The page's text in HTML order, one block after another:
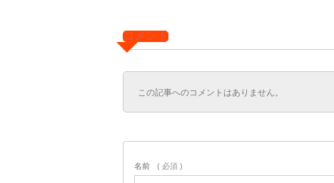
コメント
この記事へのコメントはありません。
名前 ( 必須 )